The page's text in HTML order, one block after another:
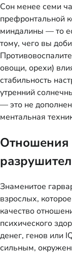
Сон менее семи
префронтальной
миндалины — то
тому, чего вы
овощи, орехи)
стабильность
утренний
— это не
ментальная
Отношения
Знаменитое
взрослых,
качество
психического
денег, генов или
сильным,